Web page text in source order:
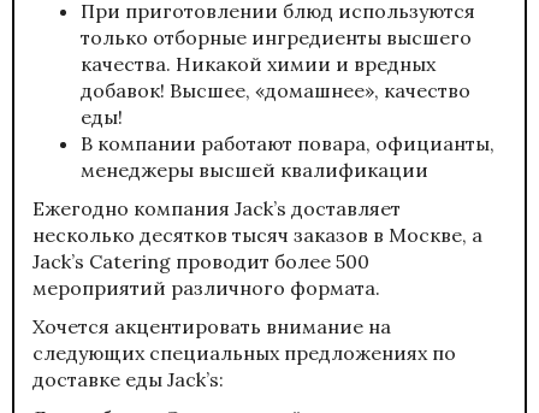
При приготовлении блюд используются
только отборные ингредиенты высшего
качества. Никакой химии и вредных
добавок! Высшее, «домашнее», качество
еды!
В компании работают повара, официанты,
менеджеры высшей квалификации
Ежегодно компания Jack’s доставляет
несколько десятков тысяч заказов в Москве, а
Jack’s Catering проводит более 500
мероприятий различного формата.
Хочется акцентировать внимание на
следующих специальных предложениях по
доставке еды Jack’s: